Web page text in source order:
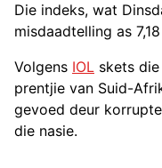
Die indeks, wat
misdaadtelling as
Volgens IOL skets
prentjie van Suid-
gevoed deur
die nasie.